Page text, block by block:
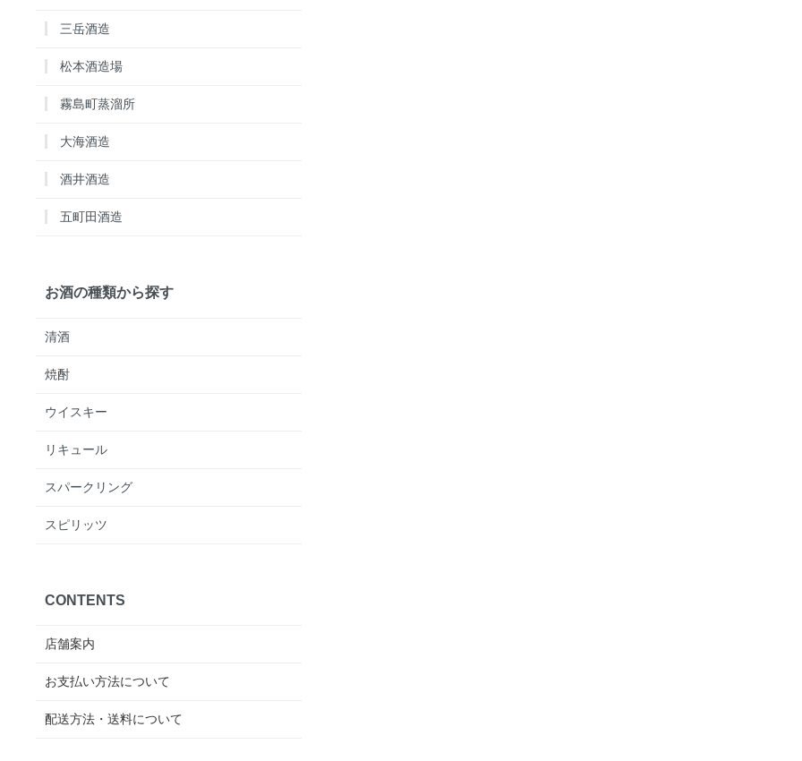
三岳酒造
松本酒造場
霧島町蒸溜所
大海酒造
酒井酒造
五町田酒造
お酒の種類から探す
清酒
焼酎
ウイスキー
リキュール
スパークリング
スピリッツ
CONTENTS
店舗案内
お支払い方法について
配送方法・送料について